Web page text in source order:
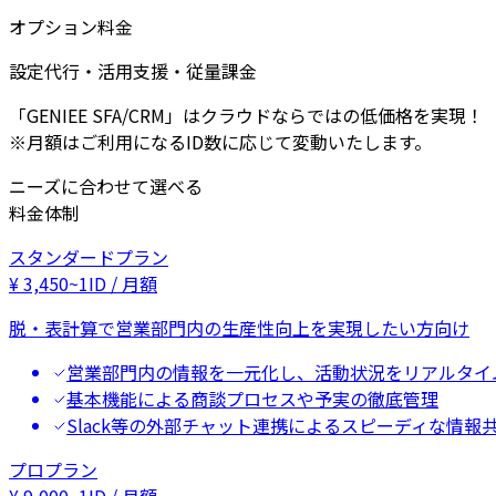
オプション料金
設定代行・活用支援・従量課金
「GENIEE SFA/CRM」はクラウドならではの低価格を実現！
※月額はご利用になるID数に応じて変動いたします。
ニーズに合わせて選べる
料金体制
スタンダードプラン
¥3,450~1ID / 月額
脱・表計算で営業部門内の生産性向上を実現したい方向け
営業部門内の情報を一元化し、活動状況をリアルタ
基本機能による商談プロセスや予実の徹底管理
Slack等の外部チャット連携によるスピーディな情報
プロプラン